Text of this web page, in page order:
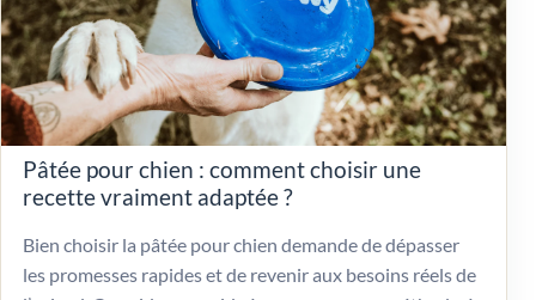
Pâtée pour chien : comment choisir une
recette vraiment adaptée ?
Bien choisir la pâtée pour chien demande de dépasser
les promesses rapides et de revenir aux besoins réels de